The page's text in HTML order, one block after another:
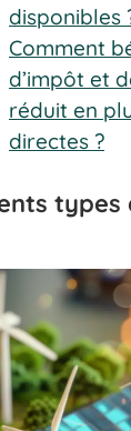
disponibles
Comment
d’impôt et
réduit en
directes ?
types